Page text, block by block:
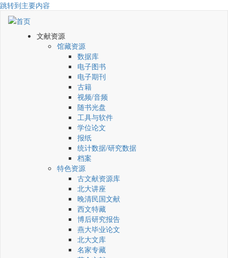
跳转到主要内容
文献资源
馆藏资源
数据库
电子图书
电子期刊
古籍
视频/音频
随书光盘
工具与软件
学位论文
报纸
统计数据/研究数据
档案
特色资源
古文献资源库
北大讲座
晚清民国文献
西文特藏
博后研究报告
燕大毕业论文
北大文库
名家专藏